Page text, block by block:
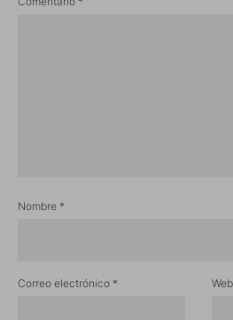
Nombre *
Correo electrónico * Web